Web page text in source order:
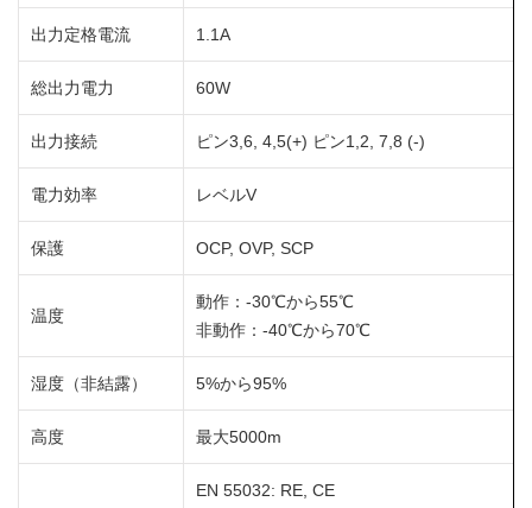
出力定格電流 1.1A
総出力電力 60W
出力接続 ピン3,6, 4,5(+) ピン1,2, 7,8 (-)
電力効率 レベルV
保護 OCP, OVP, SCP
温度
動作：-30℃から55℃
非動作：-40℃から70℃
湿度（非結露） 5%から95%
高度 最大5000m
EN 55032: RE, CE